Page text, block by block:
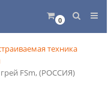
0
техника
FSm, (РОССИЯ)